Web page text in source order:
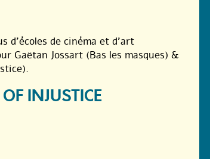
d’écoles de cinéma et d’art
Gaëtan Jossart (Bas les masques) &
INJUSTICE